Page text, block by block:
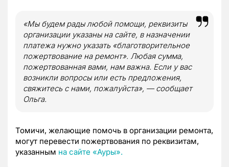
«Мы будем рады любой помощи, реквизиты
организации указаны на сайте, в назначении
платежа нужно указать «благотворительное
пожертвование на ремонт». Любая сумма,
пожертвованная вами, нам важна. Если у вас
возникли вопросы или есть предложения,
свяжитесь с нами, пожалуйста», — сообщает
Ольга.
Томичи, желающие помочь в организации ремонта,
могут перевести пожертвования по реквизитам,
указанным на сайте «Ауры».